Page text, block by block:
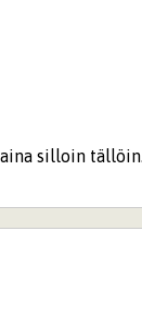
silloin tällöin..